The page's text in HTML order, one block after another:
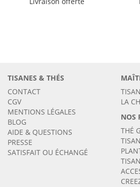
TISANES & THÉS
CONTACT
CGV
MENTIONS LÉGALES
BLOG
AIDE & QUESTIONS
PRESSE
SATISFAIT OU ÉCHANGÉ
LA
NOS
THÉ